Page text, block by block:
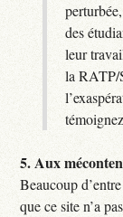
des
leur
la RATP/
5.Aux
Beaucoup
que ce site n’a